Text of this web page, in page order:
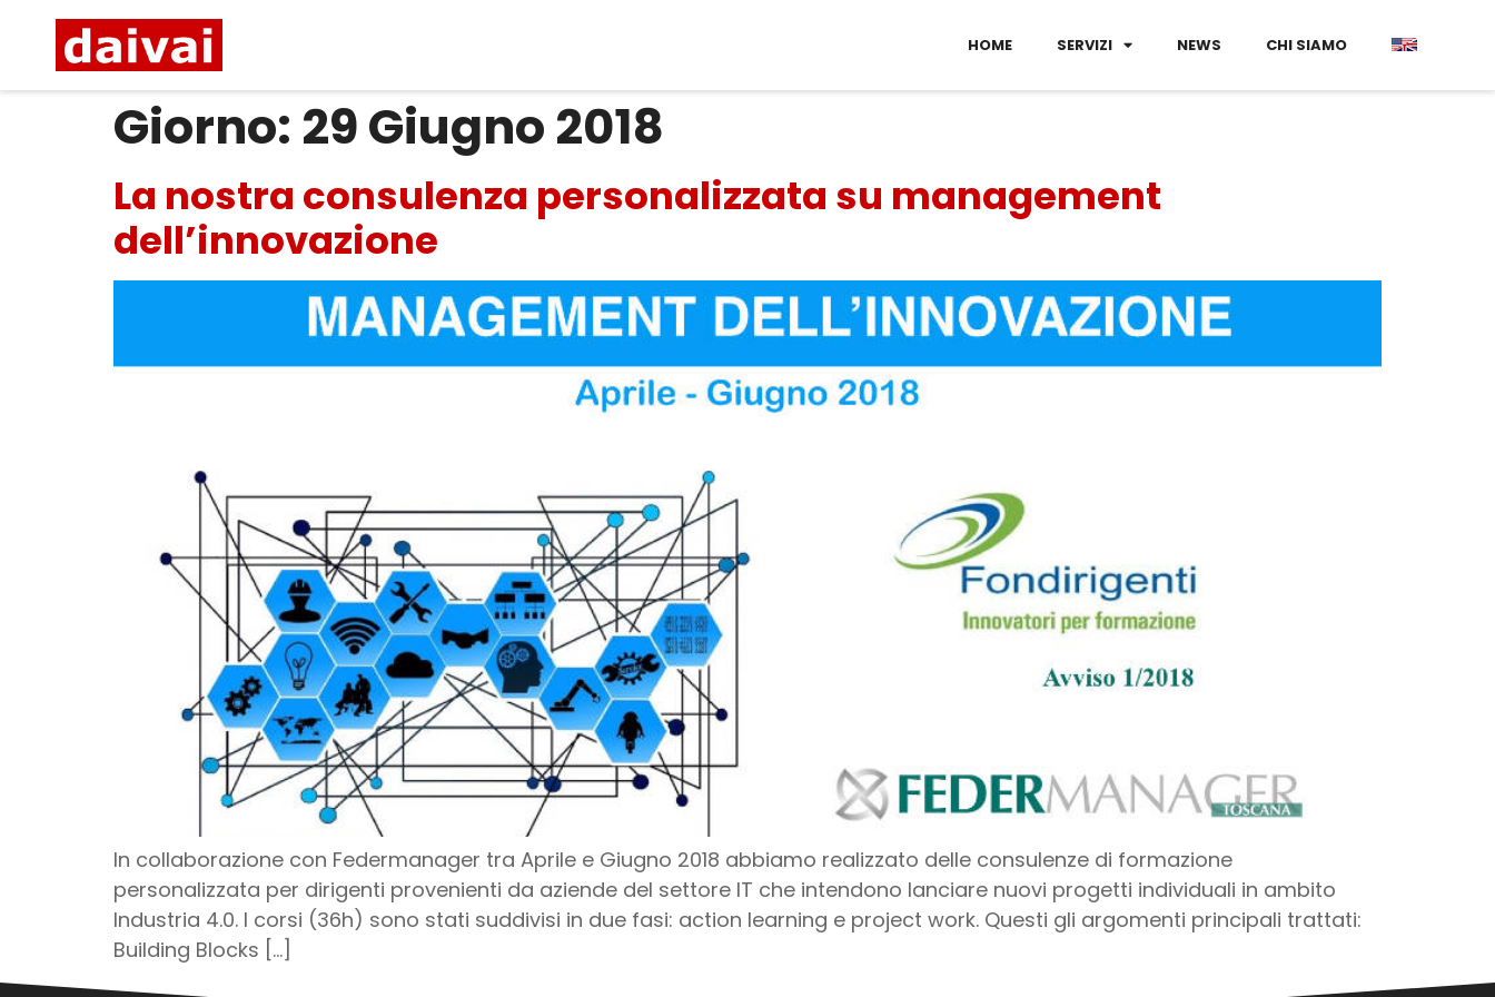
HOME SERVIZI NEWS CHI SIAMO
Giorno: 29 Giugno 2018
La nostra consulenza personalizzata su management
dell’innovazione
In collaborazione con Federmanager tra Aprile e Giugno 2018 abbiamo realizzato delle consulenze di formazione
personalizzata per dirigenti provenienti da aziende del settore IT che intendono lanciare nuovi progetti individuali in ambito
Industria 4.0. I corsi (36h) sono stati suddivisi in due fasi: action learning e project work. Questi gli argomenti principali trattati:
Building Blocks […]